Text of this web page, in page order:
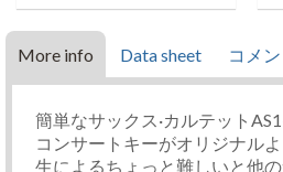
More info Data sheet コメン
簡単なサックス·カルテット
コンサートキーがオリジナル
生によるちょっと難しいと他